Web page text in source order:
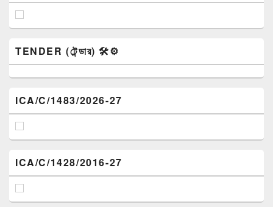
TENDER (টেন্ডার) 🛠️⚙️
ICA/C/1483/2026-27
ICA/C/1428/2016-27